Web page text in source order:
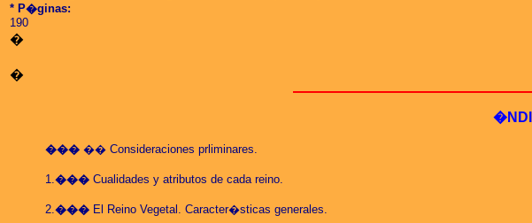
* P�ginas:
190
�
�
��� �� Consideraciones prliminares.
1.��� Cualidades y atributos de cada reino.
2.��� El Reino Vegetal. Caracter�sticas generales.